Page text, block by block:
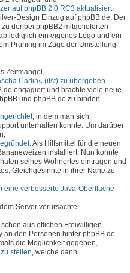
auf phpBB 2.0 RC3 aktualisiert.
Design Einzug auf phpBB.de. Der
der bei phpBB2 mitgelieferten
lediglich ein eigenes Logo und ein
Pruning im Zuge der Umstellung
Zeitmangel,
Carlin« (itst) zu übergeben
engagiert und brachte viele neue
und phpBB.de zu binden.
, in dem man sich
unterhalten konnte. Um darüber
. Als Hilfsmittel für die neuen
installiert. Nun konnte
seines Wohnortes eintragen und
Gleichgesinnte in ihrer Nähe zu
eine verbesserte Java-Oberfläche
Server verursachte.
aus etlichen Freiwilligen
an den Personen hinter phpBB.de
die Möglichkeit gegeben,
stellen , welche dann